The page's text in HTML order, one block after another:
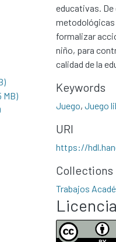
MB)
educativas.
metodológicas
formalizar
niño, para
calidad de la
Keywords
Juego, Juego
URI
https://
Collections
Trabajos